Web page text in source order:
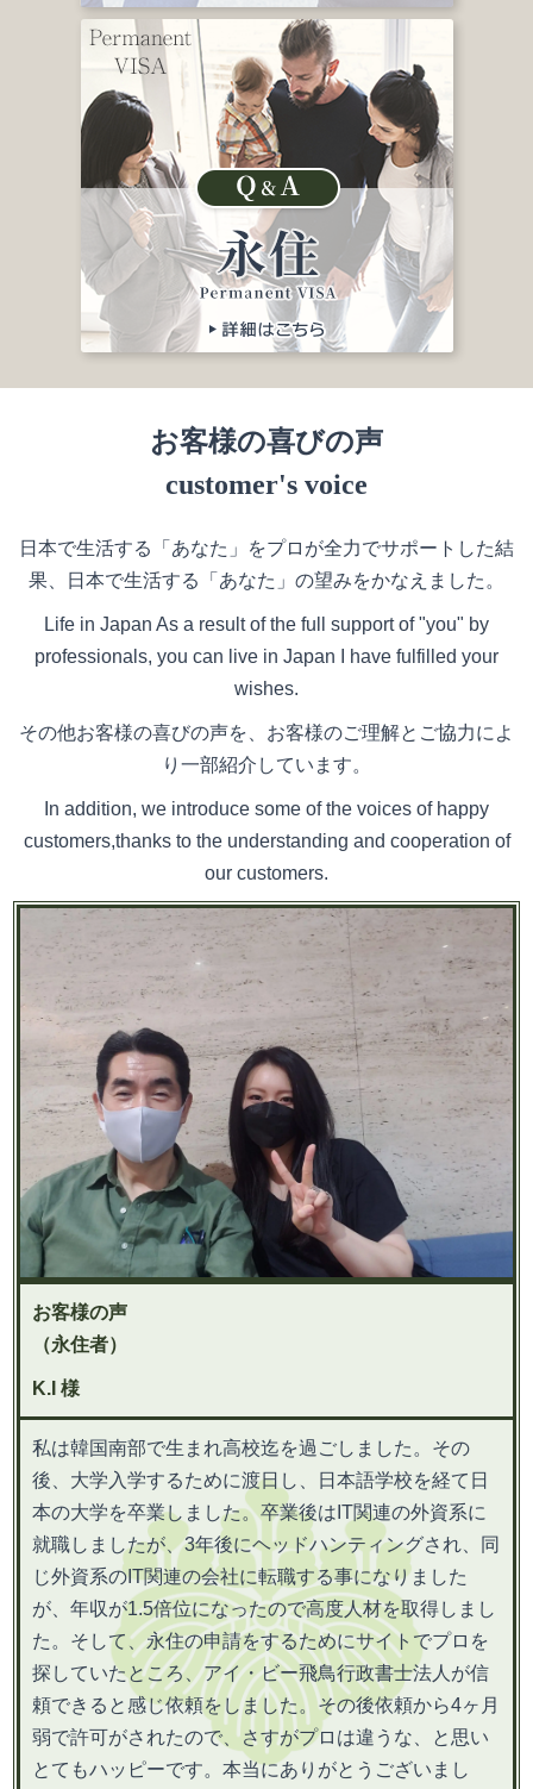
お客様の喜びの声
customer's voice
日本で生活する「あなた」をプロが全力でサポートした結
果、日本で生活する「あなた」の望みをかなえました。
Life in Japan As a result of the full support of "you" by
professionals, you can live in Japan I have fulfilled your
wishes.
その他お客様の喜びの声を、お客様のご理解とご協力によ
り一部紹介しています。
In addition, we introduce some of the voices of happy
customers,thanks to the understanding and cooperation of
our customers.
お客様の声
（永住者）
K.I 様
私は韓国南部で生まれ高校迄を過ごしました。その
後、大学入学するために渡日し、日本語学校を経て日
本の大学を卒業しました。卒業後はIT関連の外資系に
就職しましたが、3年後にヘッドハンティングされ、同
じ外資系のIT関連の会社に転職する事になりました
が、年収が1.5倍位になったので高度人材を取得しまし
た。そして、永住の申請をするためにサイトでプロを
探していたところ、アイ・ビー飛鳥行政書士法人が信
頼できると感じ依頼をしました。その後依頼から4ヶ月
弱で許可がされたので、さすがプロは違うな、と思い
とてもハッピーです。本当にありがとうございまし